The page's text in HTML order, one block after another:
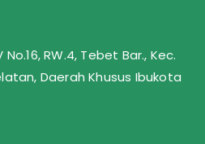
RW.4, Tebet Bar., Kec.
Daerah Khusus Ibukota